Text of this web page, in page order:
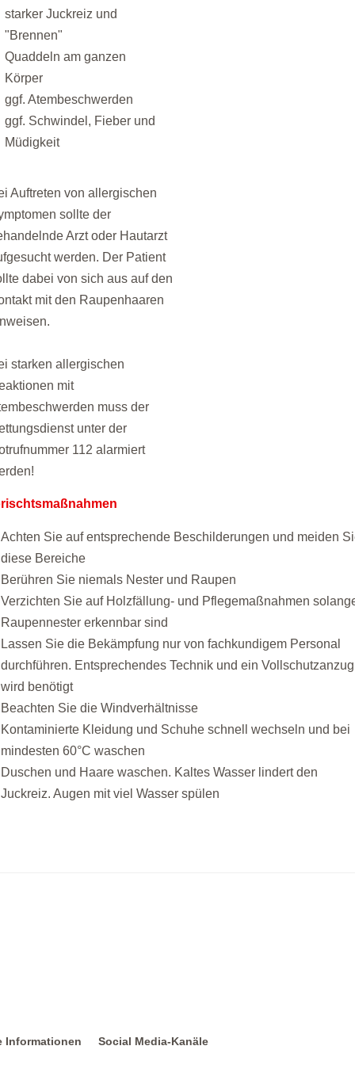
starker Juckreiz und
"Brennen"
Quaddeln am ganzen
Körper
ggf. Atembeschwerden
ggf. Schwindel, Fieber und
Müdigkeit
Auftreten von allergischen
sollte der
Arzt oder Hautarzt
werden. Der Patient
dabei von sich aus auf den
mit den Raupenhaaren
starken allergischen
mit
muss der
unter der
112 alarmiert
Achten Sie auf entsprechende Beschilderungen und meiden
diese Bereiche
Berühren Sie niemals Nester und Raupen
Verzichten Sie auf Holzfällung- und Pflegemaßnahmen
Raupennester erkennbar sind
Lassen Sie die Bekämpfung nur von fachkundigem Personal
durchführen. Entsprechendes Technik und ein Vollschutzanzug
wird benötigt
Beachten Sie die Windverhältnisse
Kontaminierte Kleidung und Schuhe schnell wechseln und bei
mindesten 60°C waschen
Duschen und Haare waschen. Kaltes Wasser lindert den
Juckreiz. Augen mit viel Wasser spülen
Informationen Social Media-Kanäle